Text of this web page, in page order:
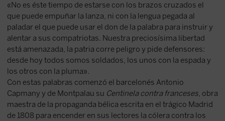
«No es éste tiempo de estarse con los brazos cruzados el
que puede empuñar la lanza, ni con la lengua pegada al
paladar el que puede usar el don de la palabra para instruir y
alentar a sus compatriotas. Nuestra preciosísima libertad
está amenazada, la patria corre peligro y pide defensores:
desde hoy todos somos soldados, los unos con la espada y
los otros con la pluma».
Con estas palabras comenzó el barcelonés Antonio
Capmany y de Montpalau su Centinela contra franceses, obra
maestra de la propaganda bélica escrita en el trágico Madrid
de 1808 para encender en sus lectores la cólera contra los